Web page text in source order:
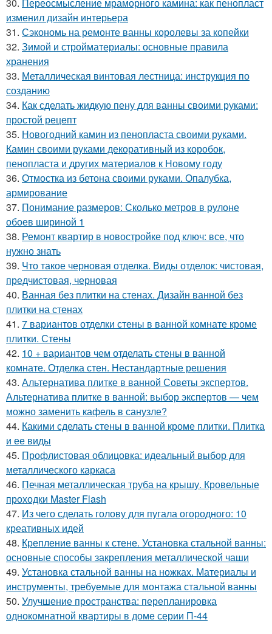
изменил дизайн интерьера
31. Сэкономь на ремонте ванны королевы за копейки
32. Зимой и стройматериалы: основные правила
хранения
33. Металлическая винтовая лестница: инструкция по
созданию
34. Как сделать жидкую пену для ванны своими руками:
простой рецепт
35. Новогодний камин из пенопласта своими руками.
Камин своими руками декоративный из коробок,
пенопласта и других материалов к Новому году
36. Отмостка из бетона своими руками. Опалубка,
армирование
37. Понимание размеров: Сколько метров в рулоне
обоев шириной 1
38. Ремонт квартир в новостройке под ключ: все, что
нужно знать
39. Что такое черновая отделка. Виды отделок: чистовая,
предчистовая, черновая
40. Ванная без плитки на стенах. Дизайн ванной без
плитки на стенах
41. 7 вариантов отделки стены в ванной комнате кроме
плитки. Стены
42. 10 + вариантов чем отделать стены в ванной
комнате. Отделка стен. Нестандартные решения
43. Альтернатива плитке в ванной Советы экспертов.
Альтернатива плитке в ванной: выбор экспертов — чем
можно заменить кафель в санузле?
44. Какими сделать стены в ванной кроме плитки. Плитка
и ее виды
45. Профлистовая облицовка: идеальный выбор для
металлического каркаса
46. Печная металлическая труба на крышу. Кровельные
проходки Master Flash
47. Из чего сделать голову для пугала огородного: 10
креативных идей
48. Крепление ванны к стене. Установка стальной ванны:
основные способы закрепления металлической чаши
49. Установка стальной ванны на ножках. Материалы и
инструменты, требуемые для монтажа стальной ванны
50. Улучшение пространства: перепланировка
однокомнатной квартиры в доме серии П-44